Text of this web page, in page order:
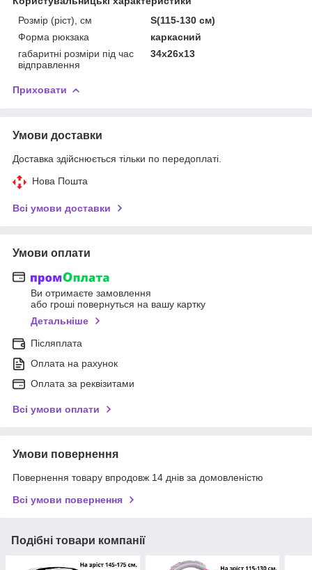
Розмір (ріст), см
S(115-130 см)
Форма рюкзака
каркасний
габаритні розміри під час
відправлення
34x26x13
Приховати
Умови доставки
Доставка здійснюється тільки по передоплаті.
Нова Пошта
Всі умови доставки
Умови оплати
Ви отримаєте замовлення
або гроші повернуться на вашу картку
Детальніше
Післяплата
Оплата на рахунок
Оплата за реквізитами
Всі умови оплати
Умови повернення
Повернення товару впродовж 14 днів за домовленістю
Всі умови повернення
Подібні товари компанії